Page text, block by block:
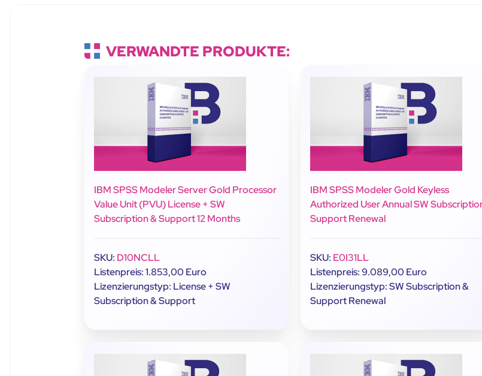
VERWANDTE PRODUKTE:
IBM SPSS Modeler Server Gold Processor
Value Unit (PVU) License + SW
Subscription & Support 12 Months
SKU: D10NCLL
Listenpreis: 1.853,00 Euro
Lizenzierungstyp: License + SW
Subscription & Support
IBM SPSS Modeler Gold Keyless
Authorized User Annual SW
Support Renewal
SKU: E0I31LL
Listenpreis: 9.089,00 Euro
Lizenzierungstyp: SW Subscription &
Support Renewal